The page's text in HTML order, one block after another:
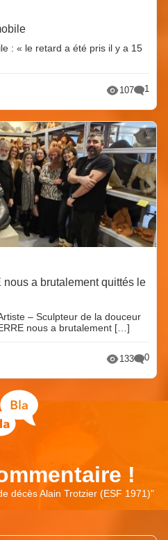
: « le retard a été pris il y a 15
107 1
a brutalement quittés le
– Sculpteur de la douceur
nous a brutalement […]
133 0
!
décès Alain Trotzier (ESF 1971)"